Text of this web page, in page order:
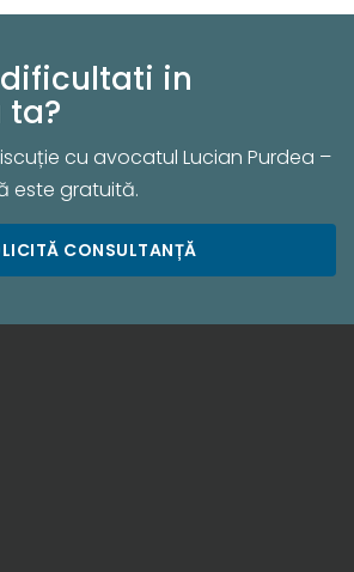
in
cu avocatul Lucian Purdea –
este gratuită.
CONSULTANȚĂ